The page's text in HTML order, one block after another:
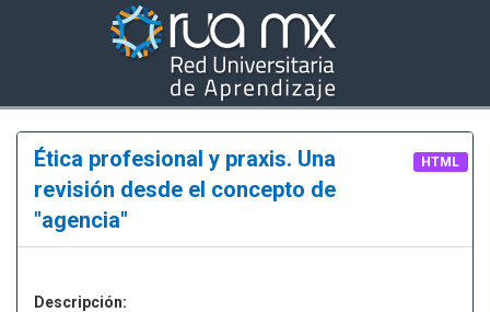
Ética profesional y praxis. Una
revisión desde el concepto de
"agencia"
HTML
Descripción: